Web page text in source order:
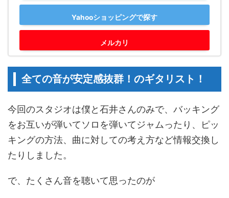
Yahooショッピングで探す
メルカリ
全ての音が安定感抜群！のギタリスト！
今回のスタジオは僕と石井さんのみで、バッキング
をお互いが弾いてソロを弾いてジャムったり、ピッ
キングの方法、曲に対しての考え方など情報交換し
たりしました。
で、たくさん音を聴いて思ったのが